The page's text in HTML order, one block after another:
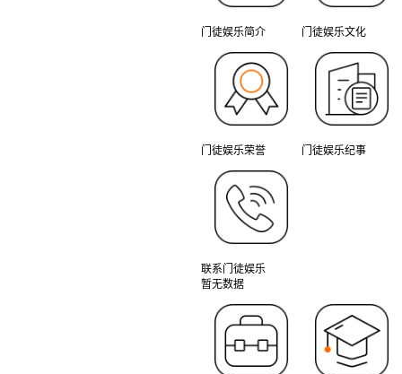
门徒娱乐简介 门徒娱乐文化
门徒娱乐荣誉 门徒娱乐纪事
联系门徒娱乐
暂无数据